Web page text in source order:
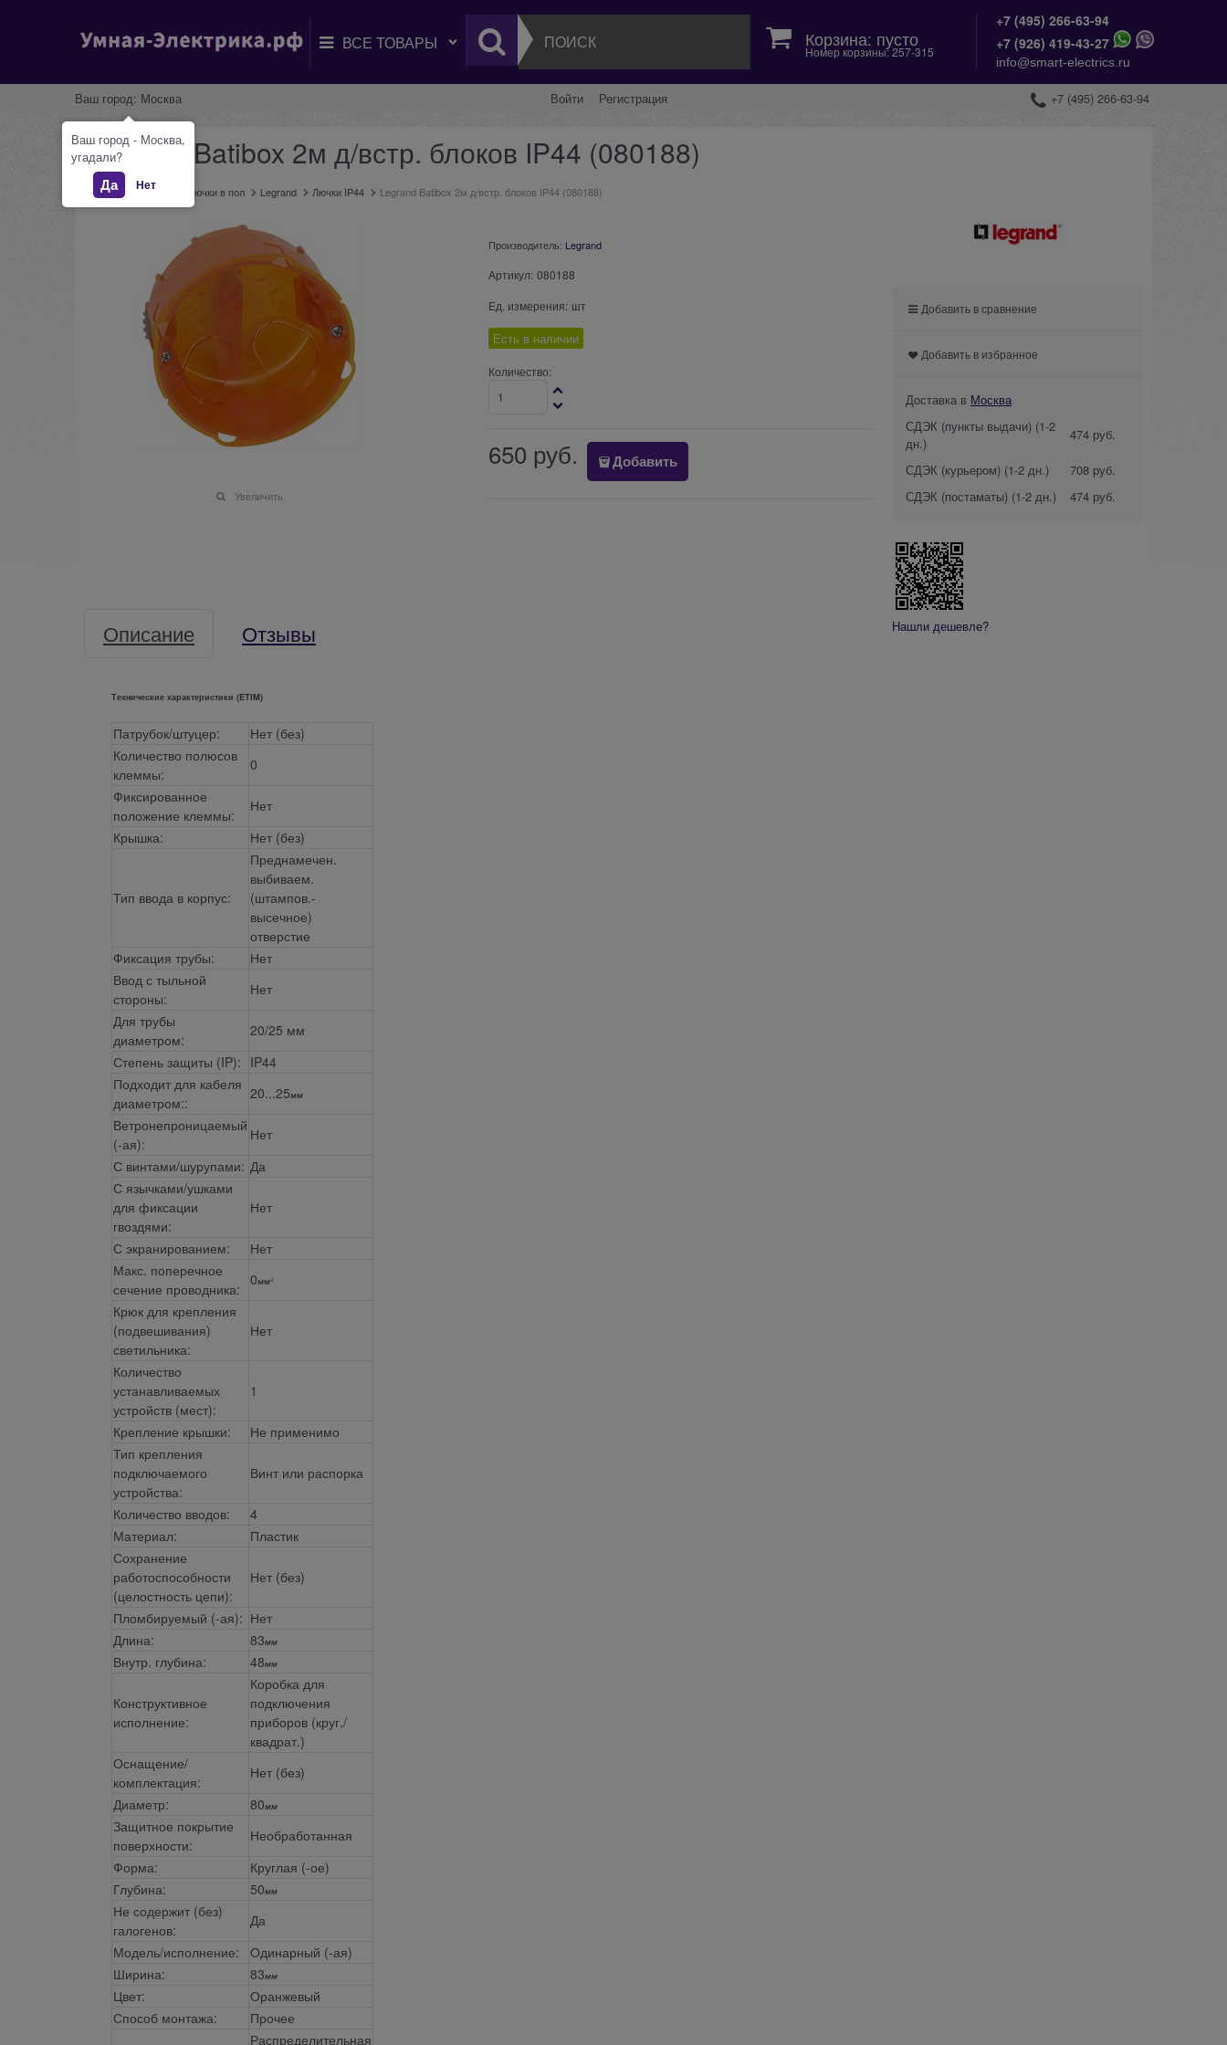
Корзина: пусто
Номер корзины: 257-315
+7 (495) 266-63-94
+7 (926) 419-43-27
info@smart-electrics.ru
Ваш город: Москва Войти Регистрация +7 (495) 266-63-94
Legrand Batibox 2м д/встр. блоков IP44 (080188)
Главная Каталог Лючки в пол Legrand Лючки IP44 Legrand Batibox 2м д/встр. блоков IP44 (080188)
Увеличить
Производитель: Legrand
Артикул: 080188
Ед. измерения: шт
Есть в наличии
Количество:
650 руб. Добавить
Описание Отзывы
Технические характеристики (ETIM)
Патрубок/штуцер:
Нет (без)
Количество полюсов
клеммы:
0
Фиксированное
положение клеммы:
Нет
Крышка:
Нет (без)
Тип ввода в корпус:
Преднамечен.
выбиваем.
(штампов.-
высечное)
отверстие
Фиксация трубы:
Нет
Ввод с тыльной
стороны:
Нет
Для трубы
диаметром:
20/25 мм
Степень защиты (IP): IP44
Подходит для кабеля
диаметром::
20...25мм
Ветронепроницаемый
(-ая):
Нет
С винтами/шурупами: Да
С язычками/ушками
для фиксации
гвоздями:
Нет
С экранированием:
Нет
Макс. поперечное
сечение проводника:
0мм²
Крюк для крепления
(подвешивания)
светильника:
Нет
Количество
устанавливаемых
устройств (мест):
1
Крепление крышки:
Не применимо
Тип крепления
подключаемого
устройства:
Винт или распорка
Количество вводов:
4
Материал:
Пластик
Сохранение
работоспособности
(целостность цепи):
Нет (без)
Пломбируемый (-ая): Нет
Длина:
83мм
Внутр. глубина: 48мм
Конструктивное
исполнение:
Коробка для
подключения
приборов (круг./
квадрат.)
Оснащение/
комплектация:
Нет (без)
Диаметр:
80мм
Защитное покрытие
поверхности:
Необработанная
Форма:
Круглая (-ое)
Глубина:
50мм
Не содержит (без)
галогенов:
Да
Модель/исполнение:
Одинарный (-ая)
Ширина:
83мм
Цвет:
Оранжевый
Способ монтажа:
Прочее
Распределительная
Добавить в сравнение
Добавить в избранное
Доставка в Москва
СДЭК (пункты выдачи) (1-2
дн.)
474 руб.
СДЭК (курьером) (1-2 дн.)
708 руб.
СДЭК (постаматы) (1-2 дн.) 474 руб.
Нашли дешевле?
Ваш город - Москва,
угадали?
Да Нет